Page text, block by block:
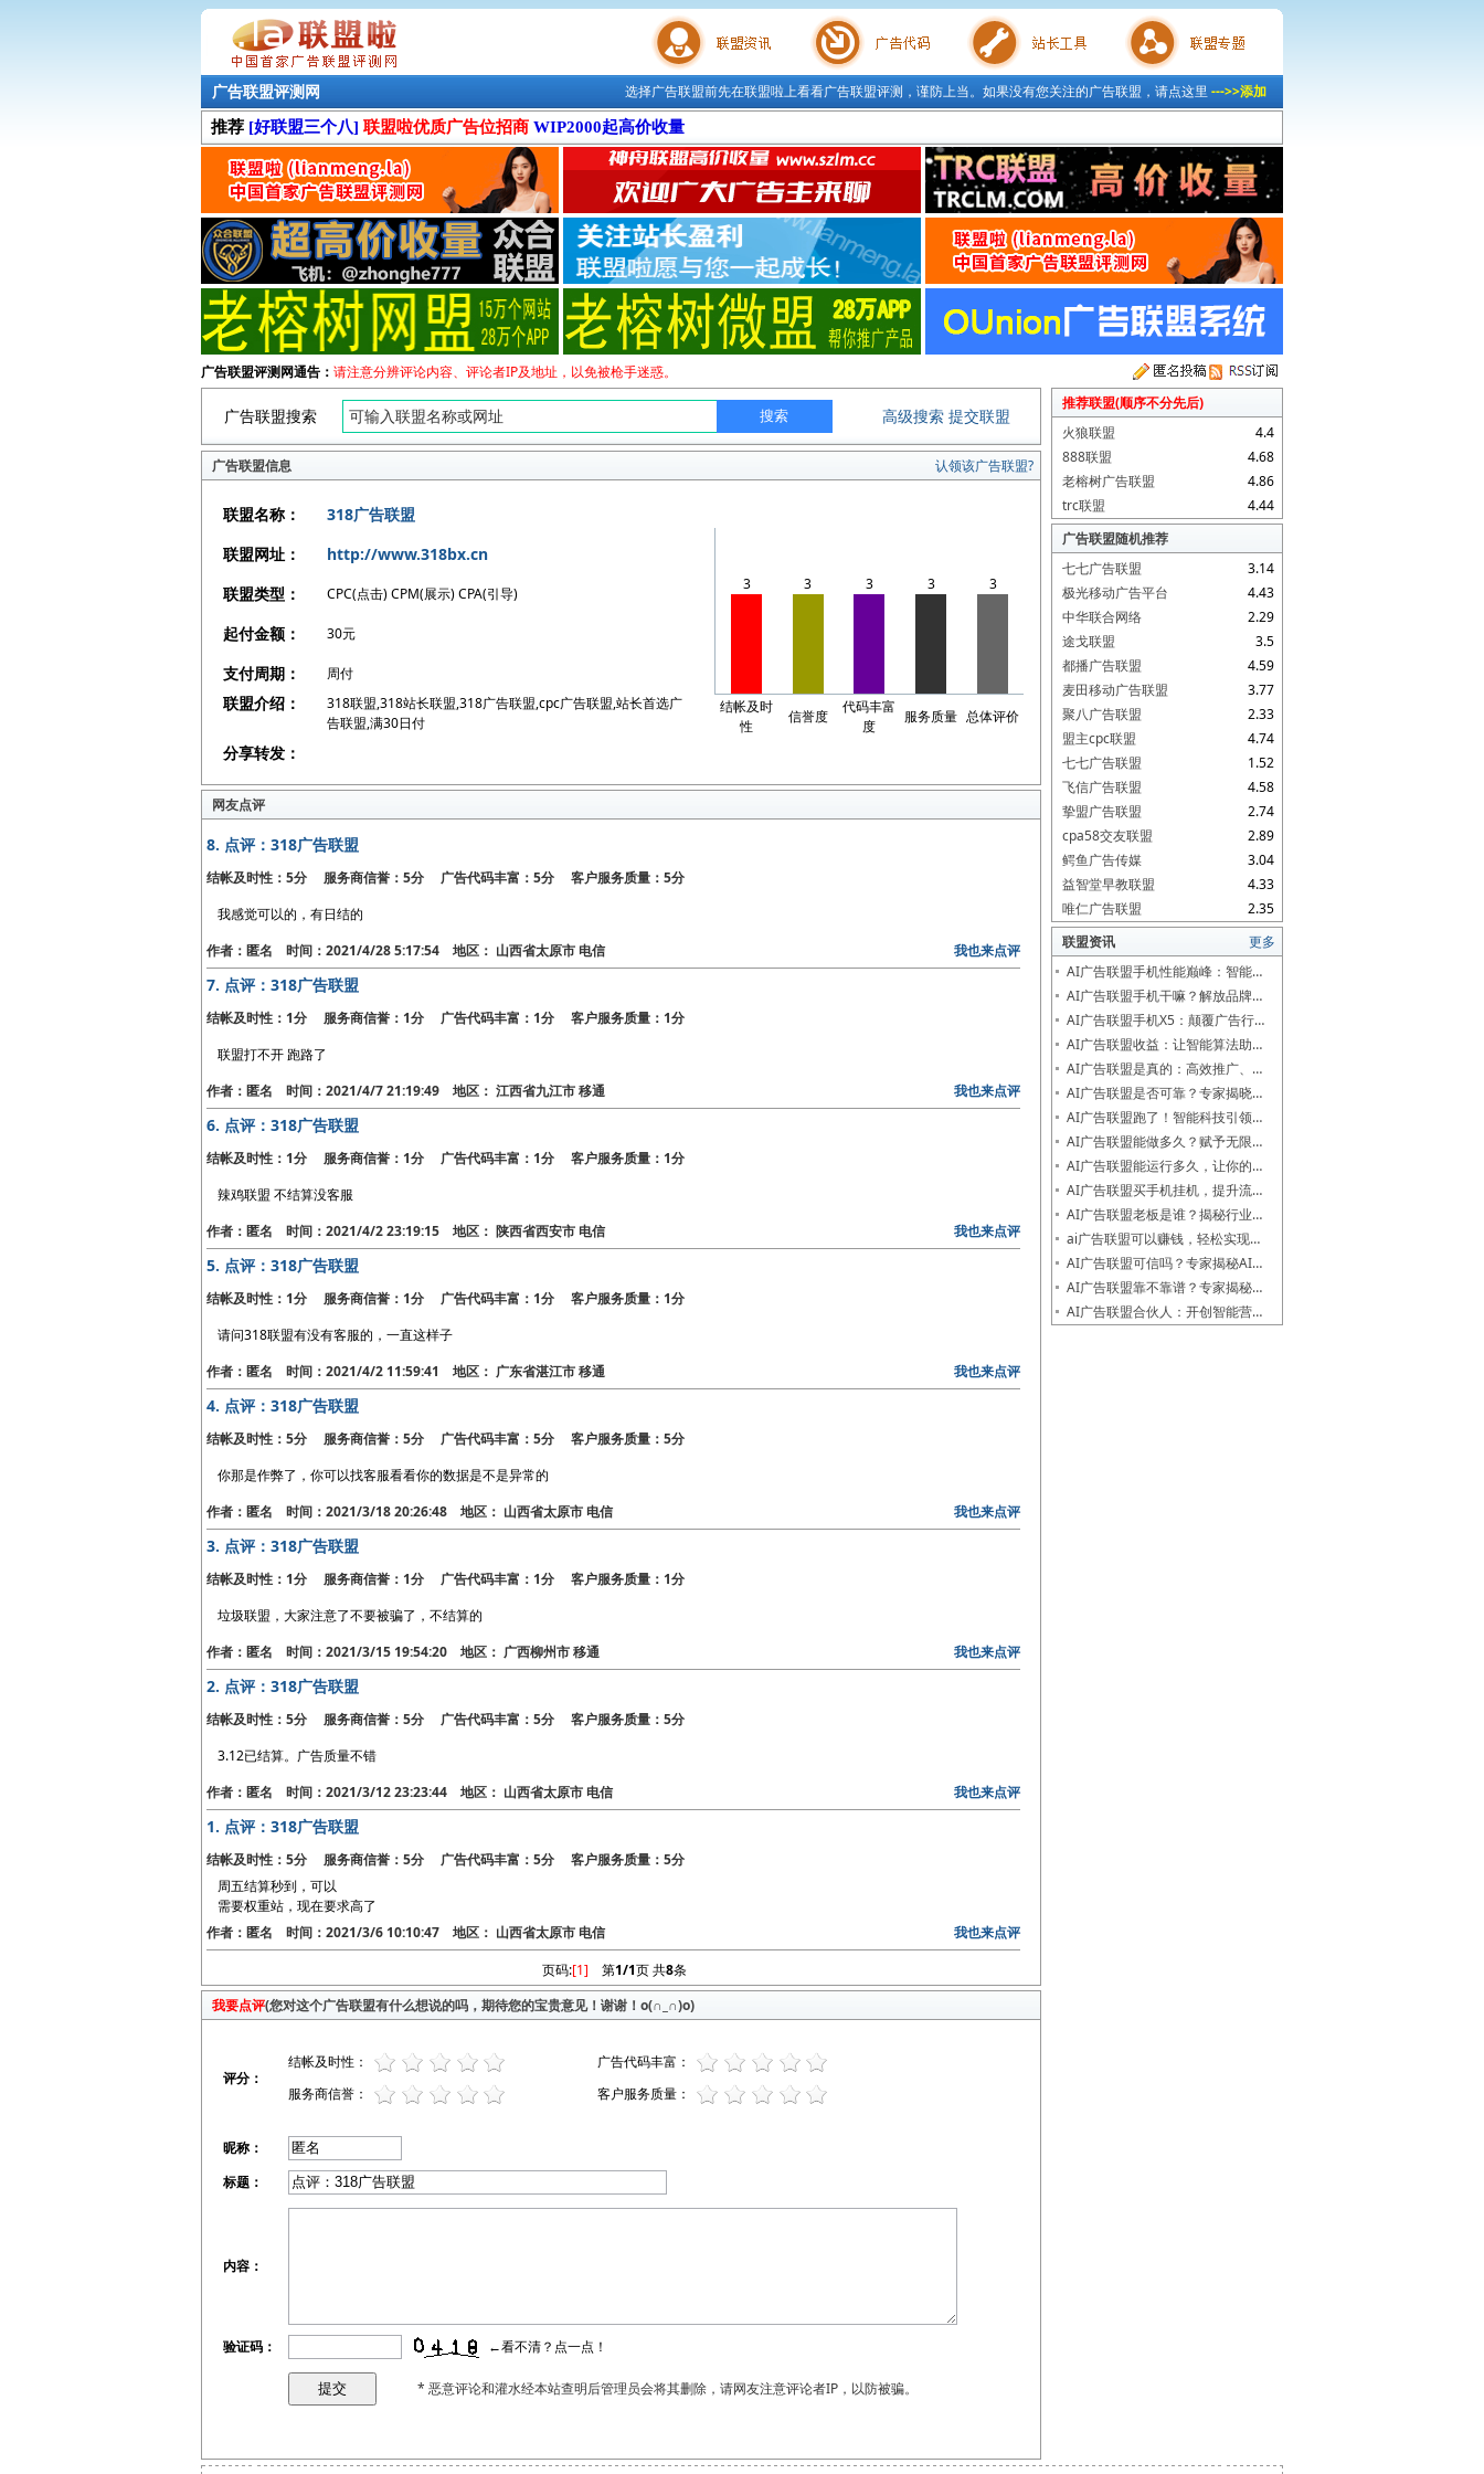
联盟学院 广告代码 站长工具 联盟专题
选择广告联盟前先在联盟啦上看看广告联盟评测，谨防上当。如果没有您关注的广告联盟，请点这里 --->>添加
广告联盟评测网
推荐 [好联盟三个八] 联盟啦优质广告位招商 WIP2000起高价收量
广告联盟评测网通告： 请注意分辨评论内容、评论者IP及地址，以免被枪手迷惑。
广告联盟搜索 高级搜索 提交联盟
广告联盟信息 认领该广告联盟?
联盟名称：
318广告联盟
联盟网址：
http://www.318bx.cn
联盟类型：
CPC(点击) CPM(展示) CPA(引导)
起付金额： 30元
支付周期： 周付
联盟介绍：
318联盟,318站长联盟,318广告联盟,cpc广告联盟,站长首选广
告联盟,满30日付
分享转发：
3 3 3 3 3
结帐及时
性
信誉度
代码丰富
度
服务质量 总体评价
网友点评
8. 点评：318广告联盟
结帐及时性：5分 服务商信誉：5分 广告代码丰富：5分 客户服务质量：5分
我感觉可以的，有日结的
作者：匿名 时间：2021/4/28 5:17:54 地区： 山西省太原市 电信
我也来点评
7. 点评：318广告联盟
结帐及时性：1分 服务商信誉：1分 广告代码丰富：1分 客户服务质量：1分
联盟打不开 跑路了
作者：匿名 时间：2021/4/7 21:19:49 地区： 江西省九江市 移通
我也来点评
6. 点评：318广告联盟
结帐及时性：1分 服务商信誉：1分 广告代码丰富：1分 客户服务质量：1分
辣鸡联盟 不结算没客服
作者：匿名 时间：2021/4/2 23:19:15 地区： 陕西省西安市 电信
我也来点评
5. 点评：318广告联盟
结帐及时性：1分 服务商信誉：1分 广告代码丰富：1分 客户服务质量：1分
请问318联盟有没有客服的，一直这样子
作者：匿名 时间：2021/4/2 11:59:41 地区： 广东省湛江市 移通
我也来点评
4. 点评：318广告联盟
结帐及时性：5分 服务商信誉：5分 广告代码丰富：5分 客户服务质量：5分
你那是作弊了，你可以找客服看看你的数据是不是异常的
作者：匿名 时间：2021/3/18 20:26:48 地区： 山西省太原市 电信
我也来点评
3. 点评：318广告联盟
结帐及时性：1分 服务商信誉：1分 广告代码丰富：1分 客户服务质量：1分
垃圾联盟，大家注意了不要被骗了，不结算的
作者：匿名 时间：2021/3/15 19:54:20 地区： 广西柳州市 移通
我也来点评
2. 点评：318广告联盟
结帐及时性：5分 服务商信誉：5分 广告代码丰富：5分 客户服务质量：5分
3.12已结算。广告质量不错
作者：匿名 时间：2021/3/12 23:23:44 地区： 山西省太原市 电信
我也来点评
1. 点评：318广告联盟
结帐及时性：5分 服务商信誉：5分 广告代码丰富：5分 客户服务质量：5分
周五结算秒到，可以
需要权重站，现在要求高了
作者：匿名 时间：2021/3/6 10:10:47 地区： 山西省太原市 电信
我也来点评
页码:[1] 第1/1页 共8条
我要点评(您对这个广告联盟有什么想说的吗，期待您的宝贵意见！谢谢！o(∩_∩)o)
评分：
结帐及时性：
广告代码丰富：
服务商信誉：
客户服务质量：
昵称：
标题：
内容：
验证码： ←看不清？点一点！
* 恶意评论和灌水经本站查明后管理员会将其删除，请网友注意评论者IP，以防被骗。
推荐联盟(顺序不分先后)
4.4
火狼联盟
4.68
888联盟
4.86
老榕树广告联盟
4.44
trc联盟
广告联盟随机推荐
3.14
七七广告联盟
4.43
极光移动广告平台
2.29
中华联合网络
3.5
途戈联盟
4.59
都播广告联盟
3.77
麦田移动广告联盟
2.33
聚八广告联盟
4.74
盟主cpc联盟
1.52
七七广告联盟
4.58
飞信广告联盟
2.74
挚盟广告联盟
2.89
cpa58交友联盟
3.04
鳄鱼广告传媒
4.33
益智堂早教联盟
2.35
唯仁广告联盟
更多
联盟资讯
AI广告联盟手机性能巅峰：智能…
AI广告联盟手机干嘛？解放品牌…
AI广告联盟手机X5：颠覆广告行…
AI广告联盟收益：让智能算法助…
AI广告联盟是真的：高效推广、…
AI广告联盟是否可靠？专家揭晓…
AI广告联盟跑了！智能科技引领…
AI广告联盟能做多久？赋予无限…
AI广告联盟能运行多久，让你的…
AI广告联盟买手机挂机，提升流…
AI广告联盟老板是谁？揭秘行业…
ai广告联盟可以赚钱，轻松实现…
AI广告联盟可信吗？专家揭秘AI…
AI广告联盟靠不靠谱？专家揭秘…
AI广告联盟合伙人：开创智能营…